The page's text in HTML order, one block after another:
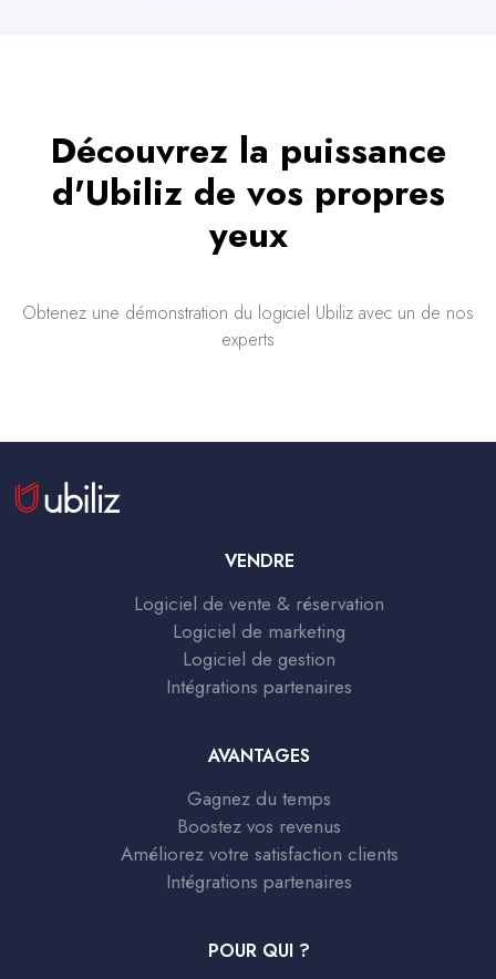
Découvrez la puissance
d'Ubiliz de vos propres
yeux
Obtenez une démonstration du logiciel Ubiliz avec un de nos
experts
VENDRE
Logiciel de vente & réservation
Logiciel de marketing
Logiciel de gestion
Intégrations partenaires
AVANTAGES
Gagnez du temps
Boostez vos revenus
Améliorez votre satisfaction clients
Intégrations partenaires
POUR QUI ?